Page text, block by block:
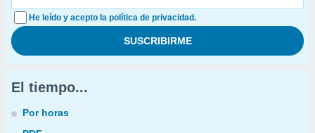
He leído y acepto la política de privacidad.
El tiempo...
Por horas